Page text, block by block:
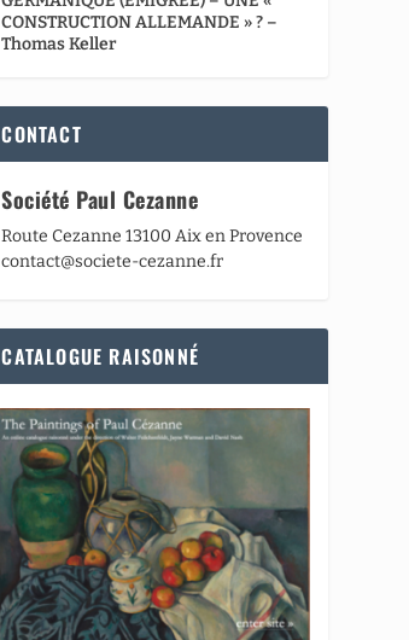
CONSTRUCTION ALLEMANDE » ? –
Thomas Keller
CONTACT
Société Paul Cezanne
Route Cezanne 13100 Aix en Provence
contact@societe-cezanne.fr
CATALOGUE RAISONNÉ